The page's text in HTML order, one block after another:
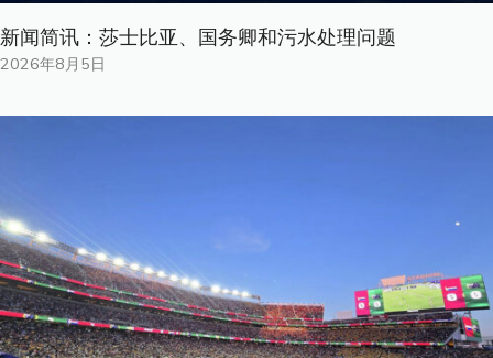
新闻简讯：莎士比亚、国务卿和污水处理问题
2026年8月5日